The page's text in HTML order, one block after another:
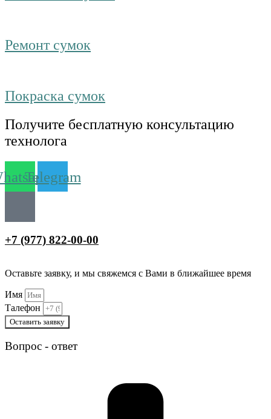
Ремонт сумок
Покраска сумок
Получите бесплатную консультацию
технолога
Telegram
+7 (977) 822-00-00
Оставьте заявку, и мы свяжемся с Вами в ближайшее время
Имя
Талефон
Оставить заявку
Вопрос - ответ